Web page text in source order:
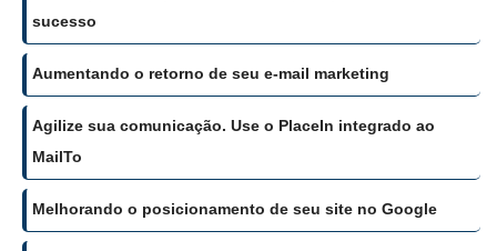
sucesso
Aumentando o retorno de seu e-mail marketing
Agilize sua comunicação. Use o PlaceIn integrado ao
MailTo
Melhorando o posicionamento de seu site no Google